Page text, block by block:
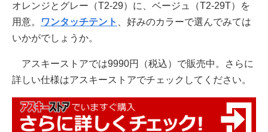
オレンジとグレー（T2-29）に、ベージュ（T2-29T）を
用意。
ワンタッチテント
、好みのカラーで選んでみては
いかがでしょうか。
アスキーストアでは9990円（税込）で販売中。さらに
詳しい仕様はアスキーストアでチェックしてください。